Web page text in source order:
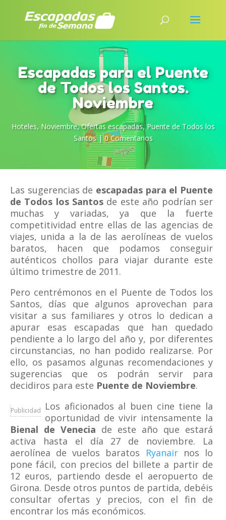
Escapadas para el Puente
de Todos los Santos.
Noviembre
Hoteles, Noviembre,Ofertas escapadas,Puente de Todos los
Santos|0 Comentarios
Las sugerencias de escapadas para el Puente
de Todos los Santos de este año podrían ser
muchas y variadas, ya que la fuerte
competitividad entre ellas de las agencias de
viajes, unida a la de las aerolíneas de vuelos
baratos, hacen que podamos conseguir
auténticos chollos para viajar durante este
último trimestre de 2011.
Pero centrémonos en el Puente de Todos los
Santos, días que algunos aprovechan para
visitar a sus familiares y otros lo dedican a
apurar esas escapadas que han quedado
pendiente a lo largo del año y, por diferentes
circunstancias, no han podido realizarse. Por
ello, os pasamos algunas recomendaciones y
sugerencias que os podrán servir para
decidiros para este Puente de Noviembre.
Publicidad
Los aficionados al buen cine tiene la
oportunidad de vivir intensamente la
Bienal de Venecia de este año que estará
activa hasta el día 27 de noviembre. La
aerolínea de vuelos baratos
Ryanairnos lo
pone fácil, con precios del billete a partir de
12 euros, partiendo desde el aeropuerto de
Girona. Desde otros puntos de partida, debéis
consultar ofertas y precios, con el fin de
encontrar los más económicos.